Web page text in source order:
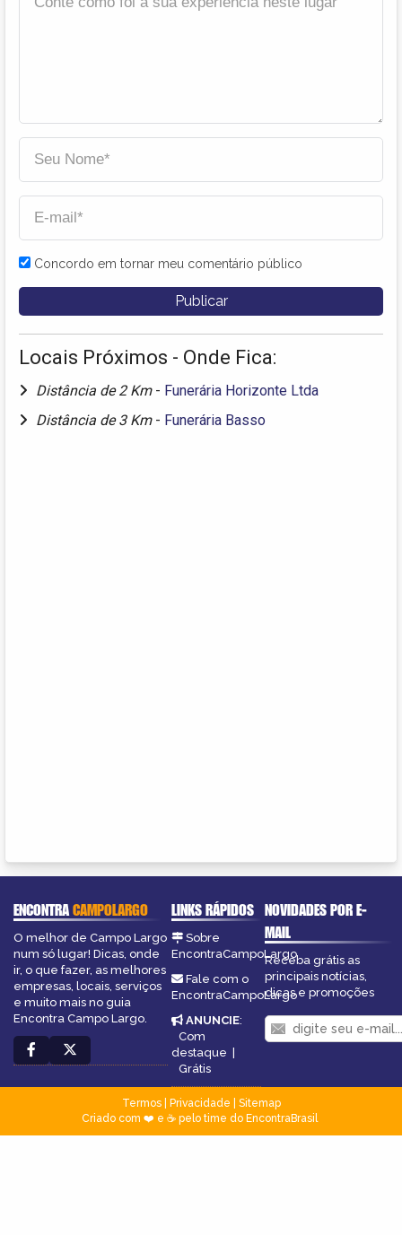
Concordo em tornar meu comentário público
Locais Próximos - Onde Fica:
Distância de 2 Km - Funerária Horizonte Ltda
Distância de 3 Km - Funerária Basso
ENCONTRACAMPOLARGO
O melhor de Campo Largo
num só lugar! Dicas, onde
ir, o que fazer, as melhores
empresas, locais, serviços
e muito mais no guia
Encontra Campo Largo.
LINKS RÁPIDOS
Sobre
EncontraCampoLargo
Fale com o
EncontraCampoLargo
ANUNCIE:
Com
destaque |
Grátis
NOVIDADES POR E-
MAIL
Receba grátis as
principais notícias,
dicas e promoções
Termos| Privacidade
Sitemap
Criado com ❤️ e ☕ pelo time do EncontraBrasil